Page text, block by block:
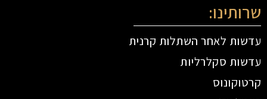
שרותינו:
עדשות לאחר השתלות קרנית
עדשות סקלרליות
קרטוקונוס